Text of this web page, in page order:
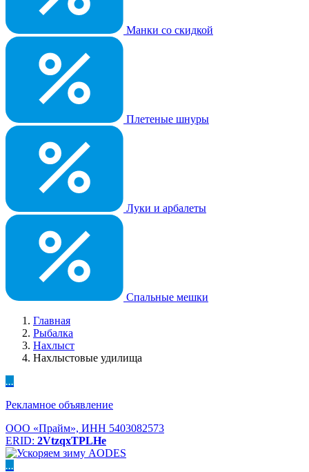
Манки со скидкой
Плетеные шнуры
Луки и арбалеты
Спальные мешки
Главная
Рыбалка
Нахлыст
Нахлыстовые удилища
...
Рекламное объявление
ООО «Прайм», ИНН 5403082573
ERID: 2VtzqxTPLHe
...